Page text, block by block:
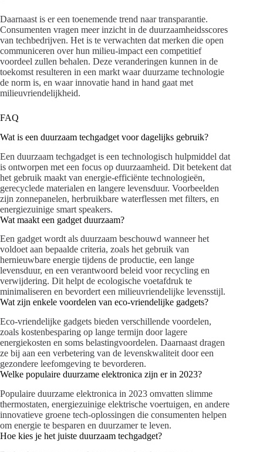
Daarnaast is er een toenemende trend naar transparantie.
Consumenten vragen meer inzicht in de duurzaamheidsscores
van techbedrijven. Het is te verwachten dat merken die open
communiceren over hun milieu-impact een competitief
voordeel zullen behalen. Deze veranderingen kunnen in de
toekomst resulteren in een markt waar duurzame technologie
de norm is, en waar innovatie hand in hand gaat met
milieuvriendelijkheid.
FAQ
Wat is een duurzaam techgadget voor dagelijks gebruik?
Een duurzaam techgadget is een technologisch hulpmiddel dat
is ontworpen met een focus op duurzaamheid. Dit betekent dat
het gebruik maakt van energie-efficiënte technologieën,
gerecyclede materialen en langere levensduur. Voorbeelden
zijn zonnepanelen, herbruikbare waterflessen met filters, en
energiezuinige smart speakers.
Wat maakt een gadget duurzaam?
Een gadget wordt als duurzaam beschouwd wanneer het
voldoet aan bepaalde criteria, zoals het gebruik van
hernieuwbare energie tijdens de productie, een lange
levensduur, en een verantwoord beleid voor recycling en
verwijdering. Dit helpt de ecologische voetafdruk te
minimaliseren en bevordert een milieuvriendelijke levensstijl.
Wat zijn enkele voordelen van eco-vriendelijke gadgets?
Eco-vriendelijke gadgets bieden verschillende voordelen,
zoals kostenbesparing op lange termijn door lagere
energiekosten en soms belastingvoordelen. Daarnaast dragen
ze bij aan een verbetering van de levenskwaliteit door een
gezondere leefomgeving te bevorderen.
Welke populaire duurzame elektronica zijn er in 2023?
Populaire duurzame elektronica in 2023 omvatten slimme
thermostaten, energiezuinige elektrische voertuigen, en andere
innovatieve groene tech-oplossingen die consumenten helpen
om energie te besparen en duurzamer te leven.
Hoe kies je het juiste duurzaam techgadget?